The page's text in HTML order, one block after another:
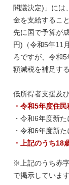
閣議決定)」には
金を支給するこ
先に国で予算が
円)（令和5年11
ろですが、令和
額減税を補足す
低所得者支援及
・令和5年度住
・令和6年度新
・令和6年度新
・上記のうち18
※上記のうち赤
で掲示しています